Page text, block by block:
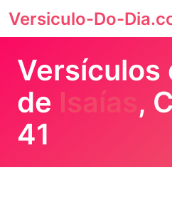
Versiculo-Do-
Versículos
de Isaías,
41